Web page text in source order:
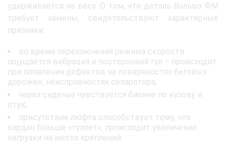
удерживается на весу. О том, что деталь Вольво ФМ
требует замены, свидетельствуют характерные
признаки:
во время переключения режима скорости
ощущается вибрация и посторонний гул – происходит
при появлении дефектов на поверхностях беговых
дорожек, неисправностях сепаратора;
через сиденье чувствуется биение по кузову и
стук;
присутствие люфта способствует тому, что
кардан больше «гуляет», происходит увеличение
нагрузки на места креплений.